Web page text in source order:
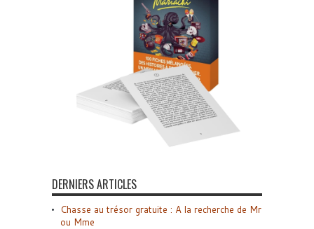
DERNIERS ARTICLES
Chasse au trésor gratuite : A la recherche de Mr
ou Mme